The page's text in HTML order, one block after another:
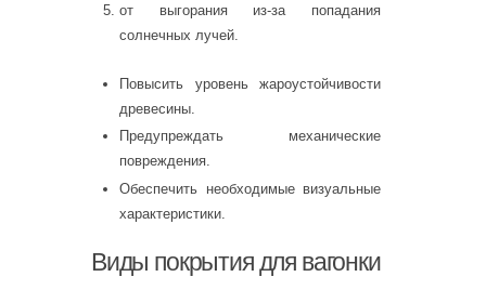
от выгорания из-за попадания
солнечных лучей.
Повысить уровень жароустойчивости
древесины.
Предупреждать механические
повреждения.
Обеспечить необходимые визуальные
характеристики.
Виды покрытия для вагонки